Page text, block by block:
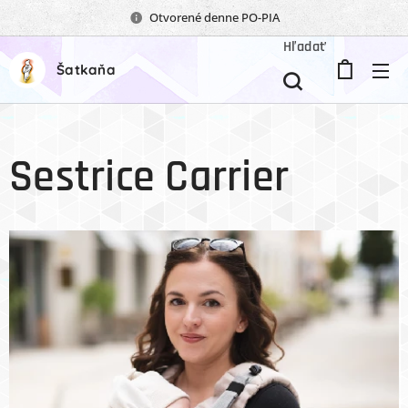
Otvorené denne PO-PIA
Šatkaňa
Hľadať
Sestrice Carrier